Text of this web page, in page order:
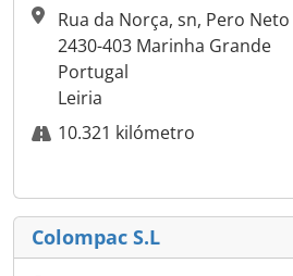
Rua da Norça, sn, Pero Neto
2430-403 Marinha Grande
Portugal
Leiria
10.321 kilómetro
Colompac S.L